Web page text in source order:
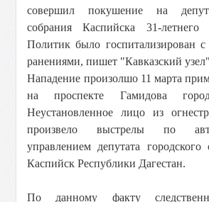
совершил покушение на
собрания Каспийска 31-летнего
Политик было госпитализирован с
ранениями, пишет "Кавказский
Нападение произолшо 11 марта
на проспекте Гамидова
Неустановленное лицо из
произвело выстрелы по
управлением депутата городского
Каспийск Республики Дагестан.
По данному факту